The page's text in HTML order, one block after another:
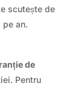
scutește de
an.
de
Pentru